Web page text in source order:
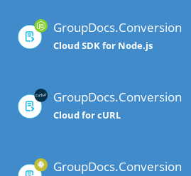
GroupDocs.Conversion
Cloud SDK for Node.js
GroupDocs.Conversion
Cloud for cURL
GroupDocs.Conversion